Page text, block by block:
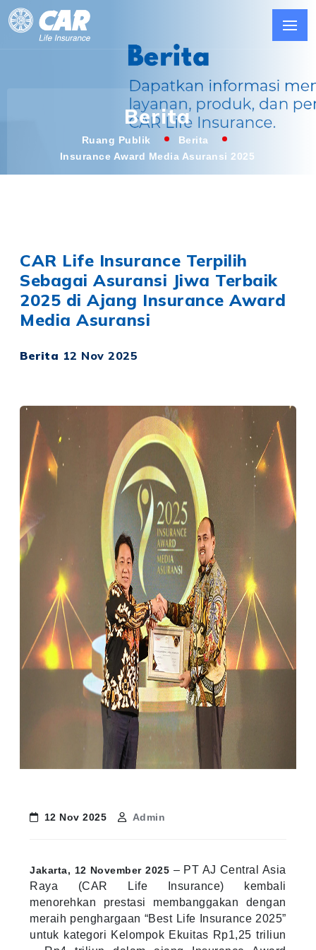
Berita
Ruang Publik
Berita
Insurance Award Media Asuransi 2025
CAR Life Insurance Terpilih
Sebagai Asuransi Jiwa Terbaik
2025 di Ajang Insurance Award
Media Asuransi
Berita 12 Nov 2025
12 Nov 2025 Admin
Jakarta, 12 November 2025 – PT AJ Central Asia
Raya (CAR Life Insurance) kembali
menorehkan prestasi membanggakan dengan
meraih penghargaan “Best Life Insurance 2025”
untuk kategori Kelompok Ekuitas Rp1,25 triliun